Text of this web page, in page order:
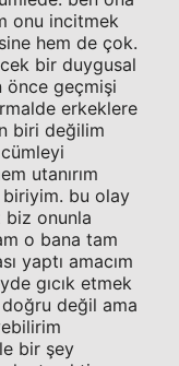
onu incitmek
hem de çok.
bir duygusal
önce geçmişi
erkeklere
biri değilim
utanırım
biriyim. bu olay
biz onunla
o bana tam
yaptı amacım
gıcık etmek
değil ama
bir şey